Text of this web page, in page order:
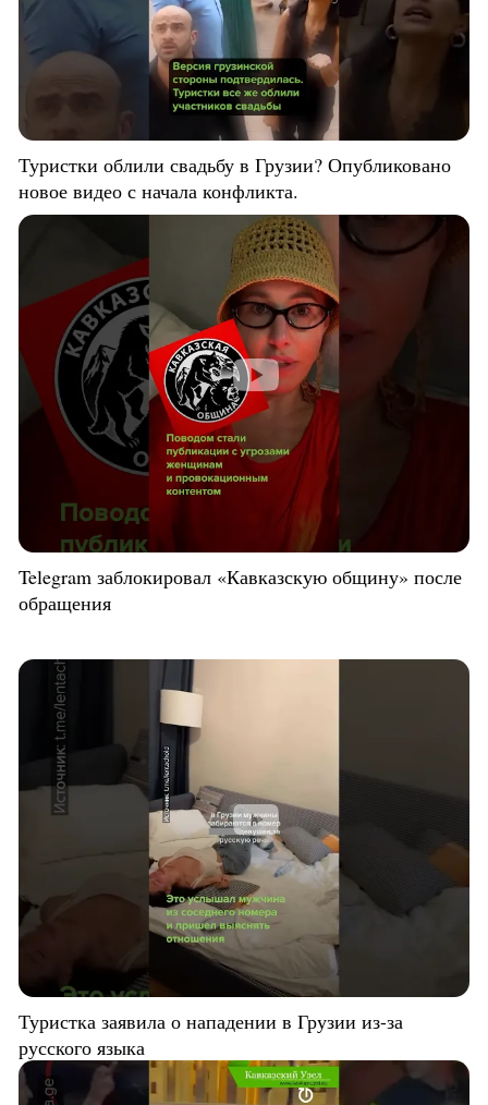
Туристки облили свадьбу в Грузии? Опубликовано
новое видео с начала конфликта.
Telegram заблокировал «Кавказскую общину» после
обращения
Туристка заявила о нападении в Грузии из-за
русского языка